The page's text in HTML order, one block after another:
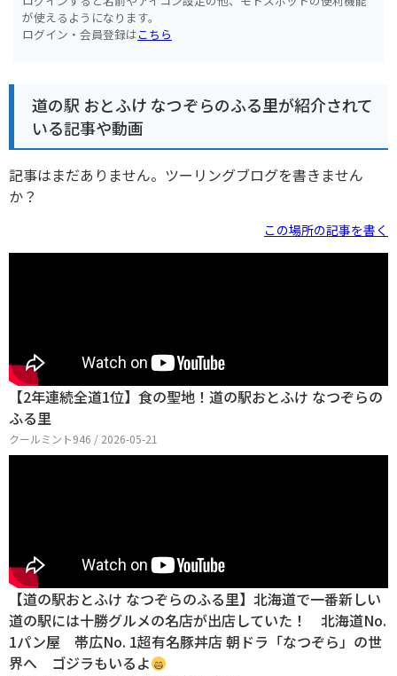
が使えるようになります。
ログイン・会員登録はこちら
道の駅 おとふけ なつぞらのふる里が紹介されて
いる記事や動画
記事はまだありません。ツーリングブログを書きません
か？
この場所の記事を書く
【2年連続全道1位】食の聖地！道の駅おとふけ なつぞらの
ふる里
クールミント946 / 2026-05-21
【道の駅おとふけ なつぞらのふる里】北海道で一番新しい
道の駅には十勝グルメの名店が出店していた！ 北海道No.
1パン屋 帯広No. 1超有名豚丼店 朝ドラ「なつぞら」の世
界へ ゴジラもいるよ